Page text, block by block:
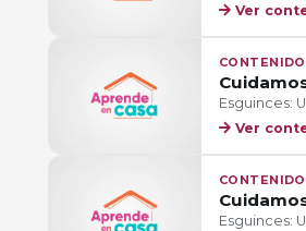
Ver
Esguinces:
Ver
Esguinces: